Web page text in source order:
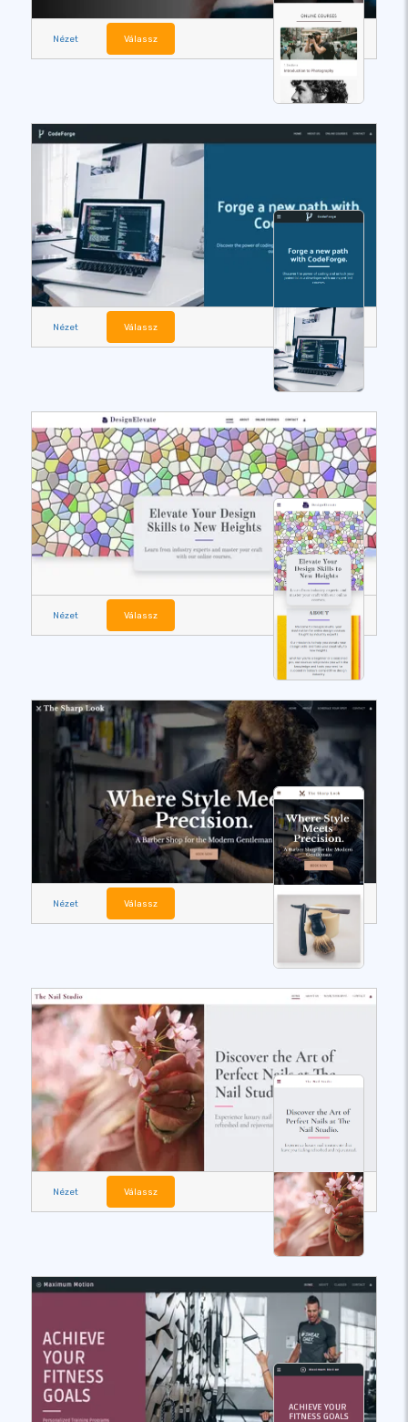
Nézet Válassz
Nézet Válassz
Nézet Válassz
Nézet Válassz
Nézet Válassz